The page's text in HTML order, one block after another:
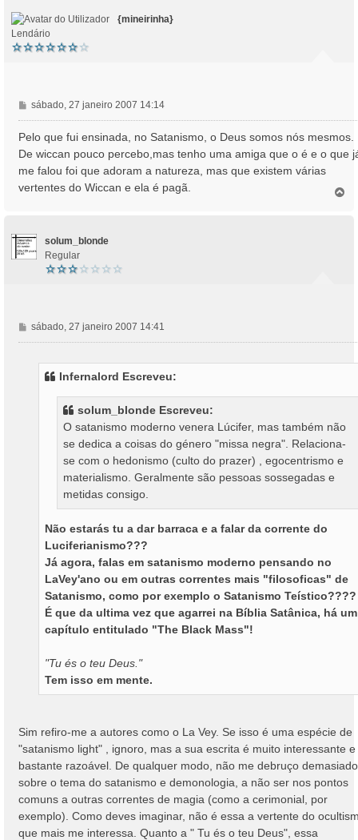
{mineirinha}
Lendário
M
e
n
a
g
e
sábado, 27 janeiro 2007 14:14
Pelo que fui ensinada, no Satanismo, o Deus somos nós mesmos.
De wiccan pouco percebo,mas tenho uma amiga que o é e o que
me falou foi que adoram a natureza, mas que existem várias
vertentes do Wiccan e ela é pagã.
solum_blonde
Regular
M
e
sábado, 27 janeiro 2007 14:41
Infernalord Escreveu:
solum_blonde Escreveu:
O satanismo moderno venera Lúcifer, mas também não
se dedica a coisas do género "missa negra". Relaciona-
se com o hedonismo (culto do prazer) , egocentrismo e
materialismo. Geralmente são pessoas sossegadas e
metidas consigo.
Não estarás tu a dar barraca e a falar da corrente do
Luciferianismo???
Já agora, falas em satanismo moderno pensando no
LaVey'ano ou em outras correntes mais "filosoficas" de
Satanismo, como por exemplo o Satanismo Teístico????
É que da ultima vez que agarrei na Bíblia Satânica, há um
capítulo entitulado "The Black Mass"!
"Tu és o teu Deus."
Tem isso em mente.
Sim refiro-me a autores como o La Vey. Se isso é uma espécie de
"satanismo light" , ignoro, mas a sua escrita é muito interessante e
bastante razoável. De qualquer modo, não me debruço demasiado
sobre o tema do satanismo e demonologia, a não ser nos pontos
comuns a outras correntes de magia (como a cerimonial, por
exemplo). Como deves imaginar, não é essa a vertente do
que mais me interessa. Quanto a " Tu és o teu Deus", essa